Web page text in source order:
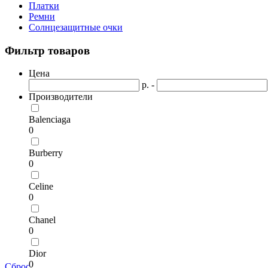
Платки
Ремни
Солнцезащитные очки
Фильтр товаров
Цена
р. -
Производители
Balenciaga
0
Burberry
0
Celine
0
Chanel
0
Dior
0